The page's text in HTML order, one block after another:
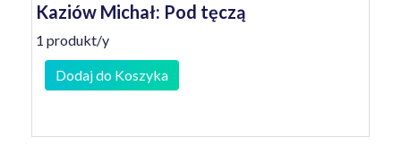
Kaziów Michał: Pod tęczą
1 produkt/y
Dodaj do Koszyka